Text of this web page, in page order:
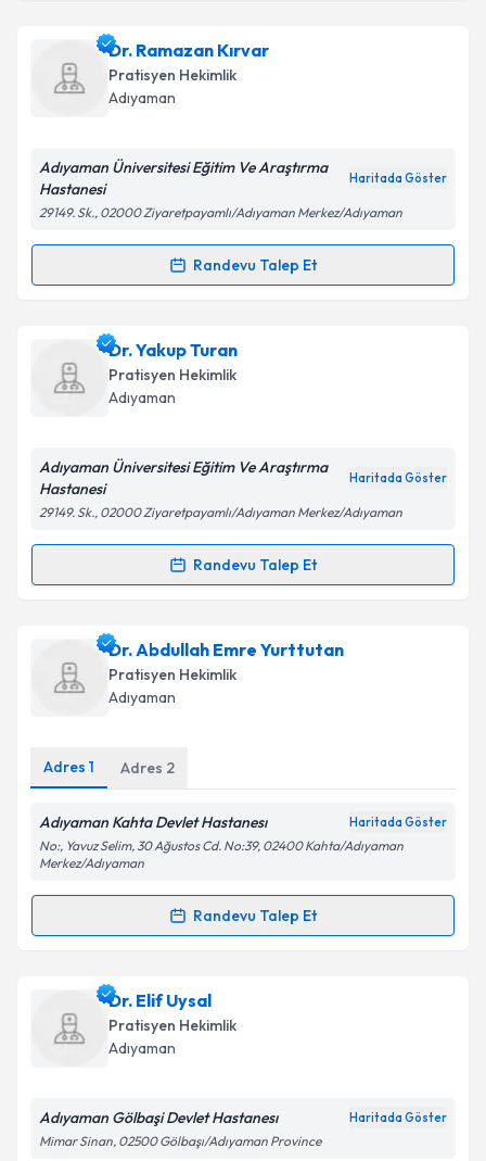
Takvim Talebini Gönder
Dr. Pınar Boynukaraiçin randevu takvimi talebi
oluşturun. Size bu uzmandan randevu almanız için bir
takvim hazırlandığında e-posta ile bilgilendireceğiz.
Kişisel verilerimin işlenmesine ilişkinAydınlatma
'ni okudum ve kişisel verilerimin belirtilen
kapsamda işlenmesini kabul ediyorum.
Takvim Talebini Gönder
Dr. Ramazan Kırvar
Pratisyen Hekimlik
Adıyaman
Adıyaman Üniversitesi Eğitim Ve Araştırma
Hastanesi
Haritada Göster
29149. Sk., 02000 Ziyaretpayamlı/Adıyaman Merkez/Adıyaman
Randevu Talep Et
Randevu Takvimi Talebi
Dr. Ramazan Kırvariçin randevu takvimi talebi
oluşturun. Size bu uzmandan randevu almanız için bir
takvim hazırlandığında e-posta ile bilgilendireceğiz.
Kişisel verilerimin işlenmesine ilişkinAydınlatma
'ni okudum ve kişisel verilerimin belirtilen
kapsamda işlenmesini kabul ediyorum.
Takvim Talebini Gönder
Dr. Yakup Turan
Pratisyen Hekimlik
Adıyaman
Adıyaman Üniversitesi Eğitim Ve Araştırma
Hastanesi
Haritada Göster
29149. Sk., 02000 Ziyaretpayamlı/Adıyaman Merkez/Adıyaman
Randevu Talep Et
Randevu Takvimi Talebi
Dr. Yakup Turaniçin randevu takvimi talebi oluşturun.
Size bu uzmandan randevu almanız için bir takvim
hazırlandığında e-posta ile bilgilendireceğiz.
Kişisel verilerimin işlenmesine ilişkinAydınlatma
Metni'ni okudum ve kişisel verilerimin belirtilen
Dr. Abdullah Emre Yurttutan
Pratisyen Hekimlik
Adıyaman
Adres 1 Adres 2
Adıyaman Kahta Devlet Hastanesı Haritada Göster
No:, Yavuz Selim, 30 Ağustos Cd. No:39, 02400 Kahta/Adıyaman
Merkez/Adıyaman
Randevu Talep Et
Randevu Takvimi Talebi
Dr. Abdullah Emre Yurttutan
talebi oluşturun. Size bu uzmandan randevu almanız
için bir takvim hazırlandığında e-posta ile
bilgilendireceğiz.
Dr. Elif Uysal
Pratisyen Hekimlik
Adıyaman
Adıyaman Gölbaşi Devlet Hastanesı Haritada Göster
Mimar Sinan, 02500 Gölbaşı/Adıyaman Province